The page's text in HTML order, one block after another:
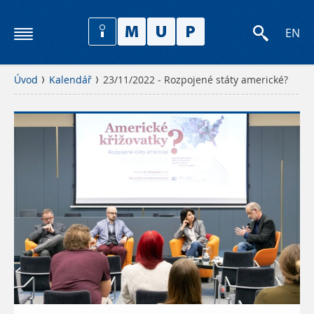
EN
Úvod Kalendář 23/11/2022 - Rozpojené státy americké?